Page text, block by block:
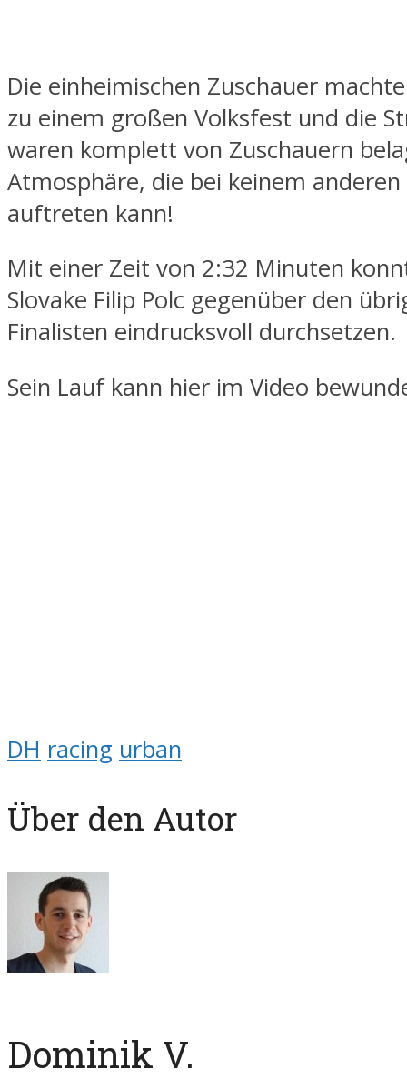
Die einheimischen Zuschauer
zu einem großen Volksfest und die
waren komplett von Zuschauern
Atmosphäre, die bei keinem anderen
auftreten kann!
Mit einer Zeit von 2:32 Minuten
Slovake Filip Polc gegenüber den
Finalisten eindrucksvoll durchsetzen.
Sein Lauf kann hier im Video
DH racing urban
Über den Autor
Dominik V.